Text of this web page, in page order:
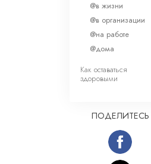
@в жизни
@в организации
@на работе
@дома
Как оставаться
здоровыми
ПОДЕЛИТЕСЬ